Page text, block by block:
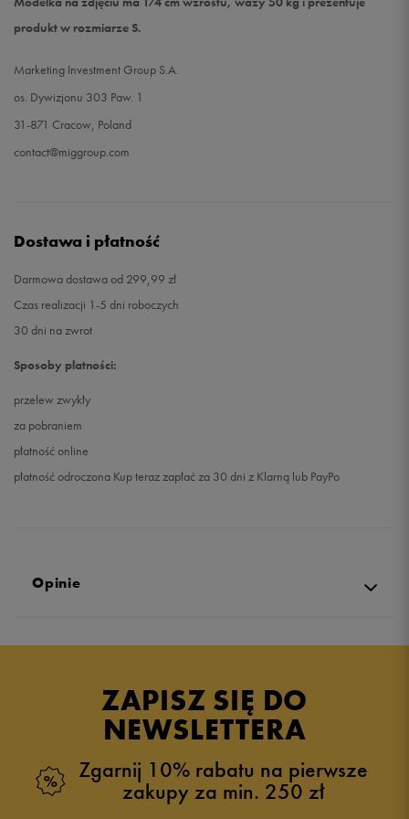
produkt w rozmiarze S.
Marketing Investment Group S.A.
os. Dywizjonu 303 Paw. 1
31-871 Cracow, Poland
contact@miggroup.com
Dostawa i płatność
Darmowa dostawa od 299,99 zł
Czas realizacji 1-5 dni roboczych
30 dni na zwrot
Sposoby płatności:
przelew zwykły
za pobraniem
płatność online
płatność odroczona Kup teraz zapłać za 30 dni z Klarną lub PayPo
Opinie
4.9
zebranych i zweryfikowanych przez
ZAPISZ SIĘ DO
NEWSLETTERA
Zgarnij 10% rabatu na pierwsze
zakupy za min. 250 zł